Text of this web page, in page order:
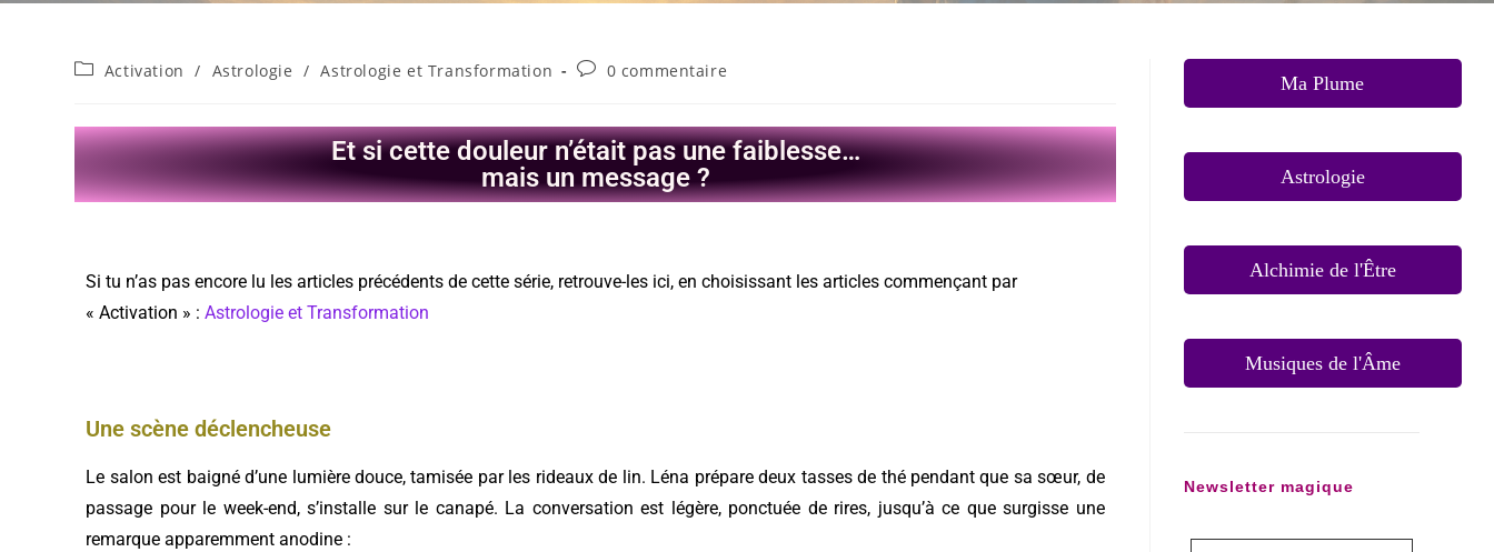
Activation / Astrologie / Astrologie et Transformation 0 commentaire
Et si cette douleur n’était pas une faiblesse…
mais un message ?
Si tu n’as pas encore lu les articles précédents de cette série, retrouve-les ici, en choisissant les articles commençant par
« Activation » :Astrologie et Transformation
Une scène déclencheuse
Le salon est baigné d’une lumière douce, tamisée par les rideaux de lin. Léna prépare deux tasses de thé pendant que sa sœur, de
passage pour le week-end, s’installe sur le canapé. La conversation est légère, ponctuée de rires, jusqu’à ce que surgisse une
remarque apparemment anodine :
Ma Plume
Astrologie
Alchimie de l'Être
Musiques de l'Âme
Newsletter magique